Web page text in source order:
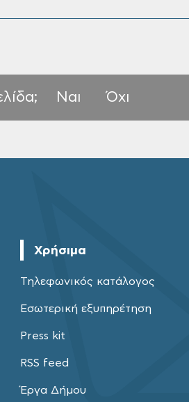
Ναι Όχι
Χρήσιμα
Τηλεφωνικός κατάλογος
Εσωτερική εξυπηρέτηση
Press kit
RSS feed
Έργα Δήμου